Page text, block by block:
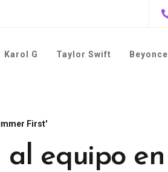
Karol G Taylor Swift Beyonce
First'
al equipo en